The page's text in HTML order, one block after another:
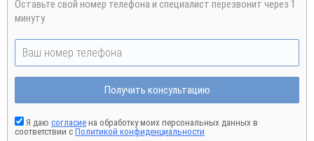
Оставьте свой номер телефона и специалист перезвонит через 1
минуту
Получить консультацию
Я даю согласие на обработку моих персональных данных в
соответствии с Политикой конфиденциальности